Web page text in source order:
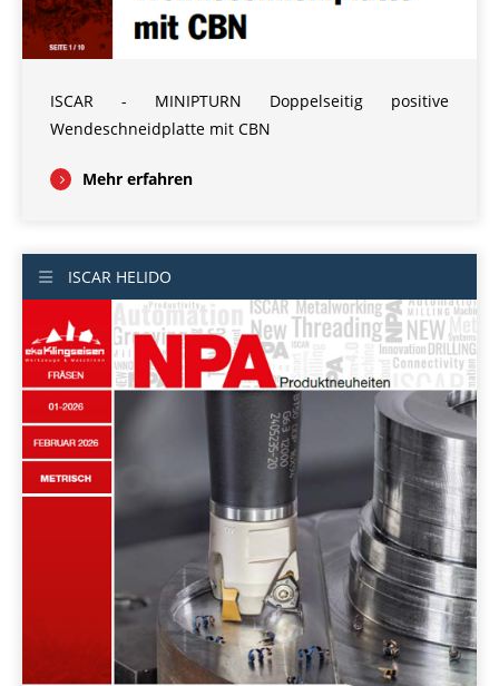
ISCAR - MINIPTURN Doppelseitig positive
Wendeschneidplatte mit CBN
Mehr erfahren
ISCAR HELIDO